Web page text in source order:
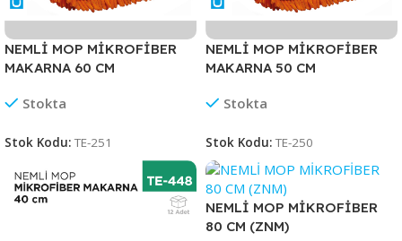
NEMLİ MOP MİKROFİBER
MAKARNA 60 CM
Stokta
Stok Kodu: TE-251
NEMLİ MOP MİKROFİBER
MAKARNA 50 CM
Stokta
Stok Kodu: TE-250
NEMLİ MOP MİKROFİBER
80 CM (ZNM)